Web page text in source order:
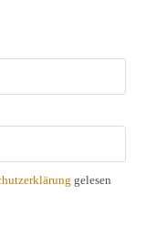
gelesen